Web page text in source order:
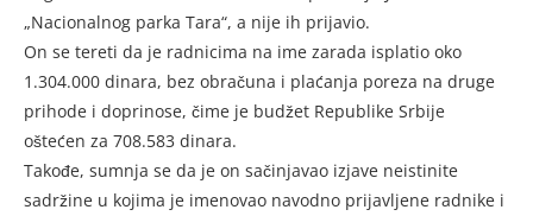
„Nacionalnog parka Tara“, a nije ih prijavio.
On se tereti da je radnicima na ime zarada isplatio oko
1.304.000 dinara, bez obračuna i plaćanja poreza na druge
prihode i doprinose, čime je budžet Republike Srbije
oštećen za 708.583 dinara.
Takođe, sumnja se da je on sačinjavao izjave neistinite
sadržine u kojima je imenovao navodno prijavljene radnike i